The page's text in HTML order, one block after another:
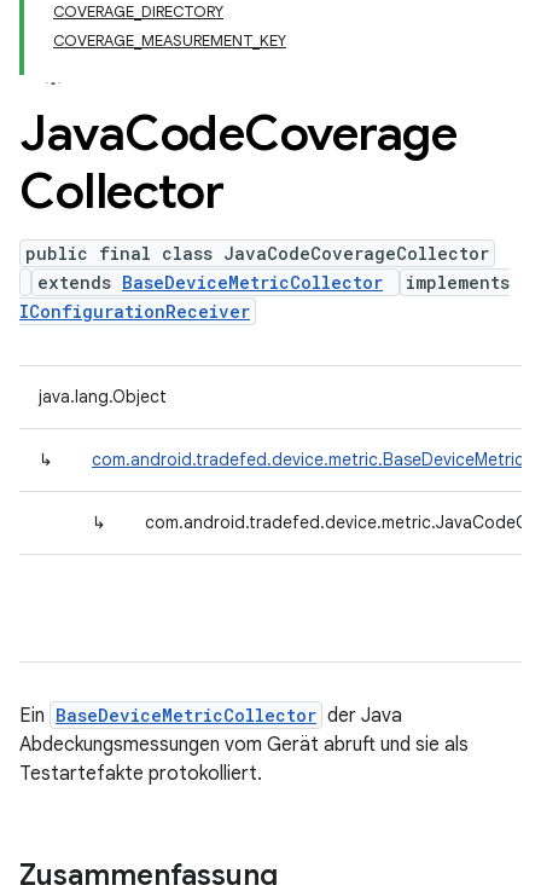
COVERAGE_DIRECTORY
COVERAGE_MEASUREMENT_KEY
JavaCodeCoverage
Collector
public final class JavaCodeCoverageCollector
extends BaseDeviceMetricCollector
implements
IConfigurationReceiver
java.lang.Object
↳
↳
Ein BaseDeviceMetricCollector der Java
Abdeckungsmessungen vom Gerät abruft und sie als
Testartefakte protokolliert.
Zusammenfassung